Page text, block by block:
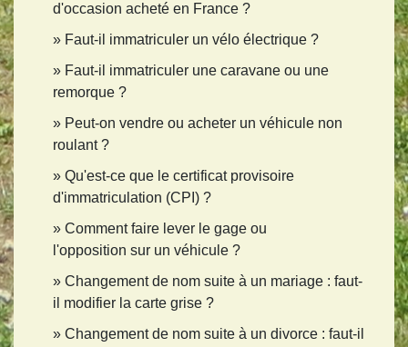
d'occasion acheté en France ?
Faut-il immatriculer un vélo électrique ?
Faut-il immatriculer une caravane ou une
remorque ?
Peut-on vendre ou acheter un véhicule non
roulant ?
Qu'est-ce que le certificat provisoire
d'immatriculation (CPI) ?
Comment faire lever le gage ou
l'opposition sur un véhicule ?
Changement de nom suite à un mariage : faut-
il modifier la carte grise ?
Changement de nom suite à un divorce : faut-il